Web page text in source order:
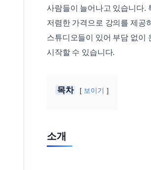
사람들이 늘어나고 있습니다.
저렴한 가격으로 강의를 제공
스튜디오들이 있어 부담 없이
시작할 수 있습니다.
목차 보이기
소개